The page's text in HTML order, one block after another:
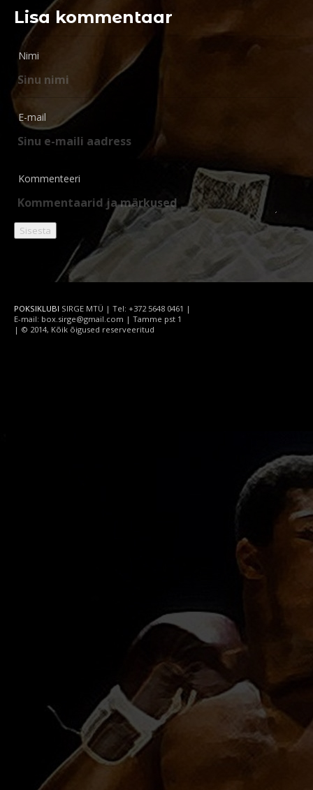
Lisa kommentaar
Nimi
E-mail
Kommenteeri
POKSIKLUBI SIRGE MTÜ | Tel: +372 5648 0461 |
E-mail: box.sirge@gmail.com | Tamme pst 1
| © 2014, Kõik õigused reserveeritud